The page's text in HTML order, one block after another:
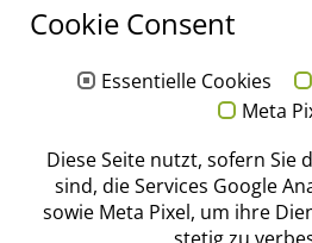
Zeugnisse
Ziehen sie ihre Dateien in das Feld
Ziehen sie ihre Dateien in das Feld
Cookie Consent
Essentielle Cookies
Meta
Diese Seite nutzt, sofern Sie
sind, die Services Google
sowie Meta Pixel, um ihre